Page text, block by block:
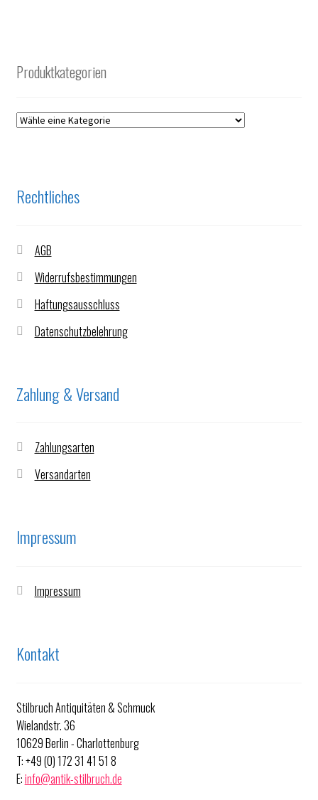
Produktkategorien
Rechtliches
AGB
Widerrufsbestimmungen
Haftungsausschluss
Datenschutzbelehrung
Zahlung & Versand
Zahlungsarten
Versandarten
Impressum
Impressum
Kontakt
Stilbruch Antiquitäten & Schmuck
Wielandstr. 36
10629 Berlin - Charlottenburg
T: +49 (0) 172 31 41 51 8
E:info@antik-stilbruch.de